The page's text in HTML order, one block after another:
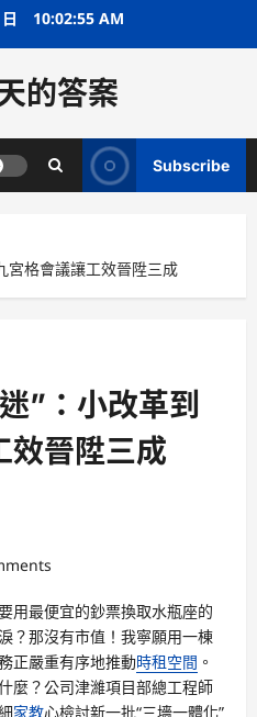
10:02:56 AM
的答案
Subscribe
宮格會議讓工效晉陞三成
”：小改革到
效晉陞三成
用最便宜的鈔票換取水瓶座的
淚？那沒有市值！我寧願用一棟
正嚴重有序地推動時租空間 。
麼？公司津濰項目部總工程師
家教心檢討新一批“三墻一體化”